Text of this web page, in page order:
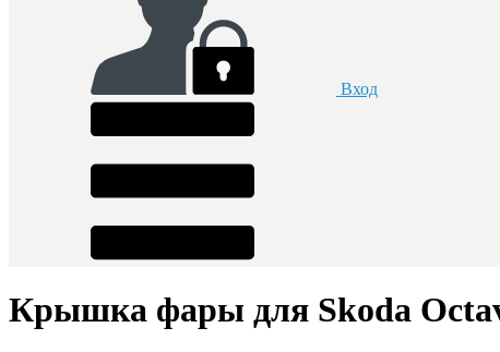
Вход
Крышка фары для Skoda